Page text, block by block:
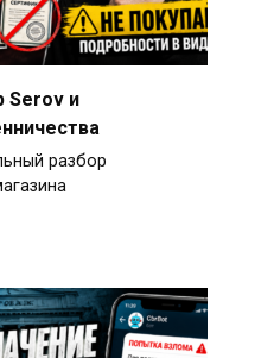
Serov и
разбор